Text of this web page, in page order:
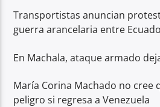
Transportistas anuncian
guerra arancelaria entre
En Machala, ataque armado
María Corina Machado no cree
peligro si regresa a Venezuela